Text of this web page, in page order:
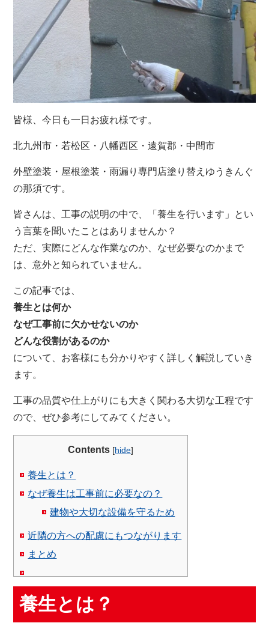
皆様、今日も一日お疲れ様です。
北九州市・若松区・八幡西区・遠賀郡・中間市
外壁塗装・屋根塗装・雨漏り専門店塗り替えゆうきんぐ
の那須です。
皆さんは、工事の説明の中で、「養生を行います」とい
う言葉を聞いたことはありませんか？
ただ、実際にどんな作業なのか、なぜ必要なのかまで
は、意外と知られていません。
この記事では、
養生とは何か
なぜ工事前に欠かせないのか
どんな役割があるのか
について、お客様にも分かりやすく詳しく解説していき
ます。
工事の品質や仕上がりにも大きく関わる大切な工程です
ので、ぜひ参考にしてみてください。
Contents [hide]
養生とは？
なぜ養生は工事前に必要なの？
建物や大切な設備を守るため
近隣の方への配慮にもつながります
まとめ
養生とは？